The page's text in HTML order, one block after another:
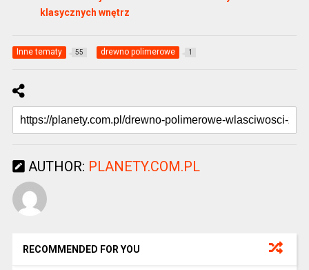
klasycznych wnętrz
Inne tematy 55 drewno polimerowe 1
AUTHOR: PLANETY.COM.PL
RECOMMENDED FOR YOU